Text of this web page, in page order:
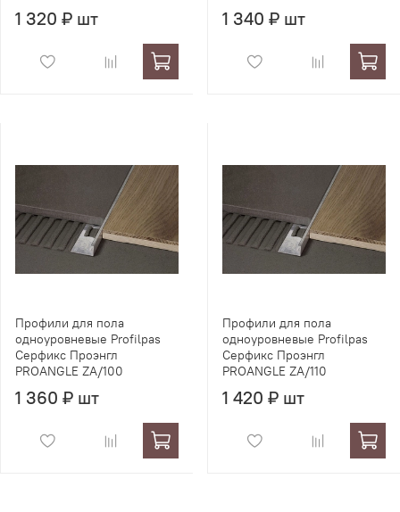
1 320 ₽ шт 1 340 ₽ шт
Профили для пола
одноуровневые Profilpas
Серфикс Проэнгл
PROANGLE ZA/100
1 360 ₽ шт
Профили для пола
одноуровневые Profilpas
Серфикс Проэнгл
PROANGLE ZA/110
1 420 ₽ шт